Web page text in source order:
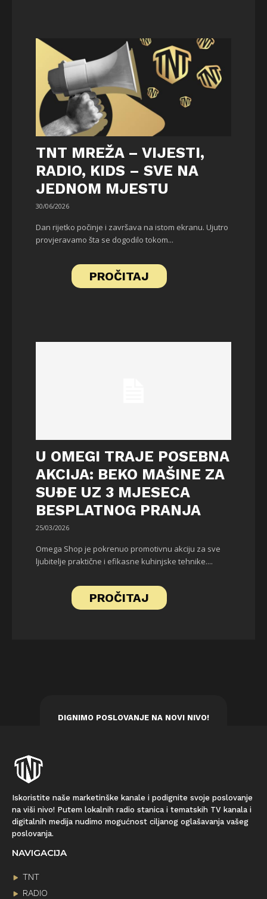
TNT MREŽA – VIJESTI,
RADIO, KIDS – SVE NA
JEDNOM MJESTU
30/06/2026
Dan rijetko počinje i završava na istom ekranu. Ujutro
provjeravamo šta se dogodilo tokom...
PROČITAJ
U OMEGI TRAJE POSEBNA
AKCIJA: BEKO MAŠINE ZA
SUĐE UZ 3 MJESECA
BESPLATNOG PRANJA
25/03/2026
Omega Shop je pokrenuo promotivnu akciju za sve
ljubitelje praktične i efikasne kuhinjske tehnike....
PROČITAJ
DIGNIMO POSLOVANJE NA NOVI NIVO!
Iskoristite naše marketinške kanale i podignite svoje poslovanje
na viši nivo! Putem lokalnih radio stanica i tematskih TV kanala i
digitalnih medija nudimo mogućnost ciljanog oglašavanja vašeg
poslovanja.
NAVIGACIJA
TNT
RADIO